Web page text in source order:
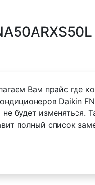
Вам прайс где
Daikin
не будет изменяться.
полный список